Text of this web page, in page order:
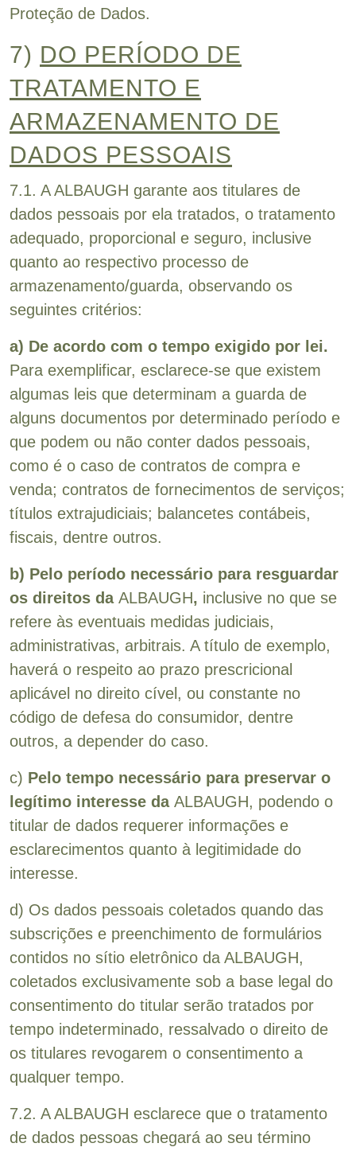
Proteção de Dados.
7) DO PERÍODO DE
TRATAMENTO E
ARMAZENAMENTO DE
DADOS PESSOAIS
7.1. A ALBAUGH garante aos titulares de
dados pessoais por ela tratados, o tratamento
adequado, proporcional e seguro, inclusive
quanto ao respectivo processo de
armazenamento/guarda, observando os
seguintes critérios:
a) De acordo com o tempo exigido por lei.
Para exemplificar, esclarece-se que existem
algumas leis que determinam a guarda de
alguns documentos por determinado período e
que podem ou não conter dados pessoais,
como é o caso de contratos de compra e
venda; contratos de fornecimentos de serviços;
títulos extrajudiciais; balancetes contábeis,
fiscais, dentre outros.
b) Pelo período necessário para resguardar
os direitos da ALBAUGH, inclusive no que se
refere às eventuais medidas judiciais,
administrativas, arbitrais. A título de exemplo,
haverá o respeito ao prazo prescricional
aplicável no direito cível, ou constante no
código de defesa do consumidor, dentre
outros, a depender do caso.
c) Pelo tempo necessário para preservar o
legítimo interesse da ALBAUGH, podendo o
titular de dados requerer informações e
esclarecimentos quanto à legitimidade do
interesse.
d) Os dados pessoais coletados quando das
subscrições e preenchimento de formulários
contidos no sítio eletrônico da ALBAUGH,
coletados exclusivamente sob a base legal do
consentimento do titular serão tratados por
tempo indeterminado, ressalvado o direito de
os titulares revogarem o consentimento a
qualquer tempo.
7.2. A ALBAUGH esclarece que o tratamento
de dados pessoas chegará ao seu término